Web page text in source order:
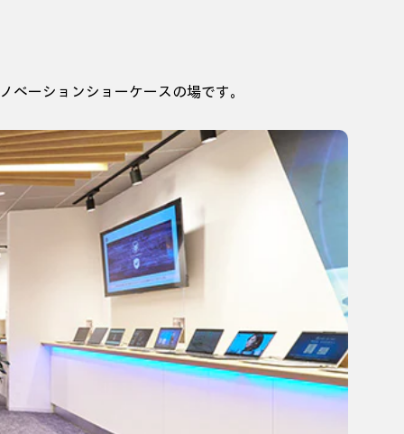
ベーションショーケースの場です。